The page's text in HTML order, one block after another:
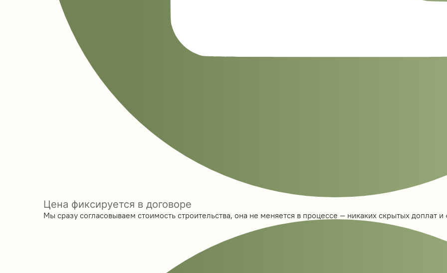
Цена фиксируется в договоре
Мы сразу согласовываем стоимость строительства, она не меняется в процессе — никаких скрытых доплат